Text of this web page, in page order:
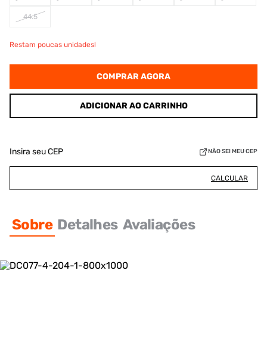
44.5
Restam poucas unidades!
COMPRAR AGORA
ADICIONAR AO CARRINHO
Insira seu CEP NÃO SEI MEU CEP
CALCULAR
Sobre Detalhes Avaliações